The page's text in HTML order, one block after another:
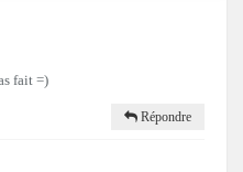
fait =)
Répondre